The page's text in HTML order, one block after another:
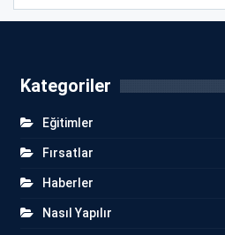
Kategoriler
Eğitimler
Fırsatlar
Haberler
Nasıl Yapılır